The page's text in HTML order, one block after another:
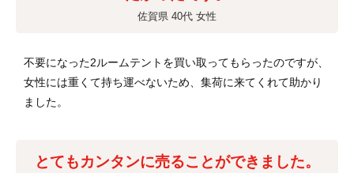
佐賀県 40代 女性
不要になった2ルームテントを買い取ってもらったのですが、
女性には重くて持ち運べないため、集荷に来てくれて助かり
ました。
とてもカンタンに売ることができました。